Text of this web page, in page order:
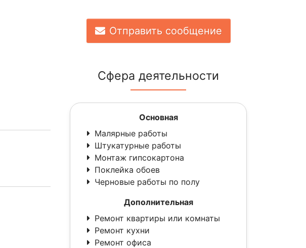
Отправить сообщение
Сфера деятельности
Основная
Малярные работы
Штукатурные работы
Монтаж гипсокартона
Поклейка обоев
Черновые работы по полу
Дополнительная
Ремонт квартиры или комнаты
Ремонт кухни
Ремонт офиса